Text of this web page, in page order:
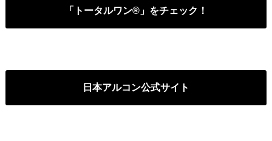
「トータルワン®」をチェック！
日本アルコン公式サイト